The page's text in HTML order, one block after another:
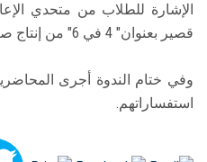
الإشارة للطلاب من متحدي
قصير بعنوان" 4 في 6" من إنتاج صندوق مكافحة الإدمان.
وفي ختام الندوة أجرى
استفساراتهم.